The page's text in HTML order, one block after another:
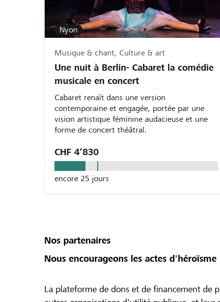
Nyon
Musique & chant, Culture & art
Une nuit à Berlin- Cabaret la comédie
musicale en concert
Cabaret renaît dans une version
contemporaine et engagée, portée par une
vision artistique féminine audacieuse et une
forme de concert théâtral.
CHF 4’830
encore 25 jours
Nos partenaires
Nous encourageons les actes d'héroïsme
La plateforme de dons et de financement de